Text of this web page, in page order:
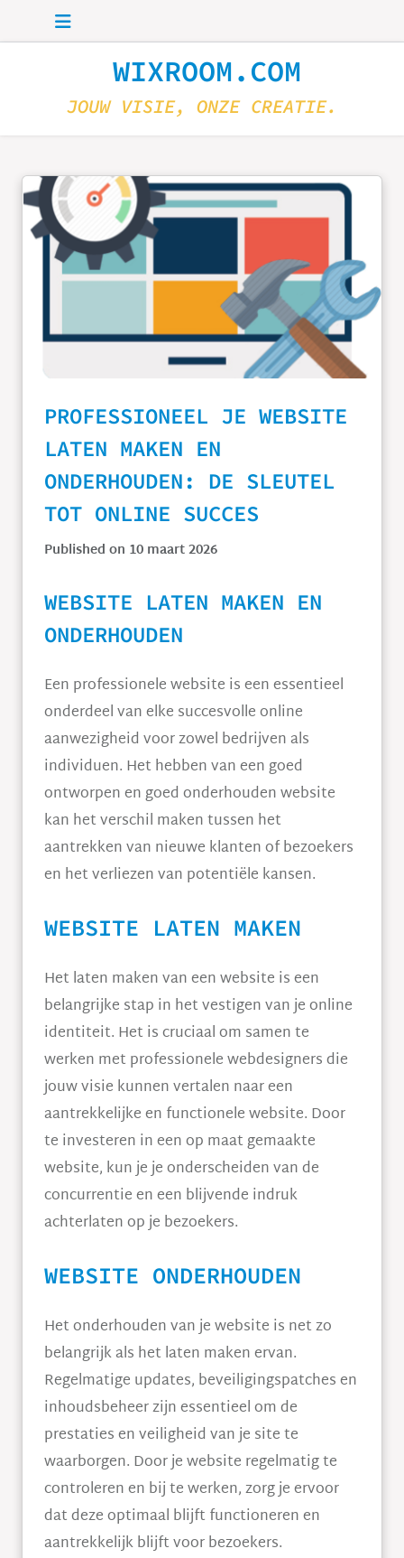
Skip to main content
WIXROOM.COM
JOUW VISIE, ONZE CREATIE.
PROFESSIONEEL JE WEBSITE
LATEN MAKEN EN
ONDERHOUDEN: DE SLEUTEL
TOT ONLINE SUCCES
Published on 10 maart 2026
WEBSITE LATEN MAKEN EN
ONDERHOUDEN
Een professionele website is een essentieel
onderdeel van elke succesvolle online
aanwezigheid voor zowel bedrijven als
individuen. Het hebben van een goed
ontworpen en goed onderhouden website
kan het verschil maken tussen het
aantrekken van nieuwe klanten of bezoekers
en het verliezen van potentiële kansen.
WEBSITE LATEN MAKEN
Het laten maken van een website is een
belangrijke stap in het vestigen van je online
identiteit. Het is cruciaal om samen te
werken met professionele webdesigners die
jouw visie kunnen vertalen naar een
aantrekkelijke en functionele website. Door
te investeren in een op maat gemaakte
website, kun je je onderscheiden van de
concurrentie en een blijvende indruk
achterlaten op je bezoekers.
WEBSITE ONDERHOUDEN
Het onderhouden van je website is net zo
belangrijk als het laten maken ervan.
Regelmatige updates, beveiligingspatches en
inhoudsbeheer zijn essentieel om de
prestaties en veiligheid van je site te
waarborgen. Door je website regelmatig te
controleren en bij te werken, zorg je ervoor
dat deze optimaal blijft functioneren en
aantrekkelijk blijft voor bezoekers.